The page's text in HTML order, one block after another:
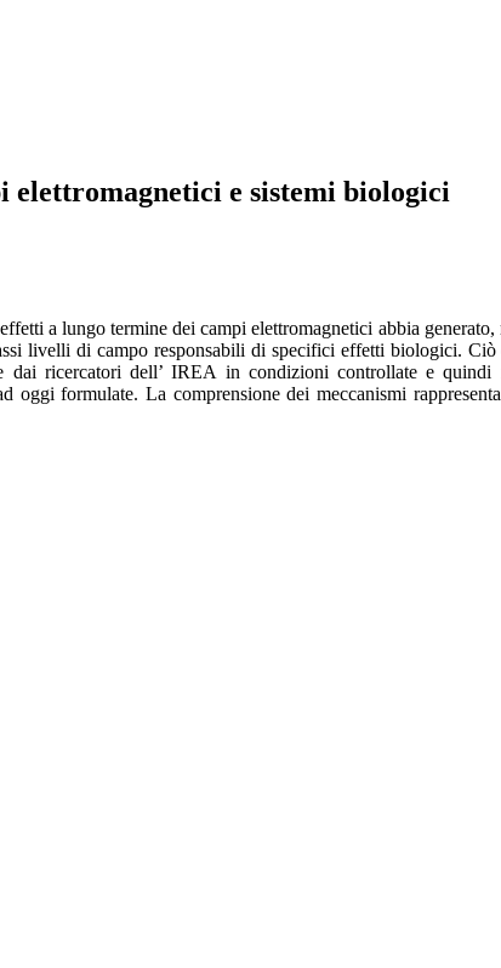
elettromagnetici e sistemi biologici
a lungo termine dei campi elettromagnetici abbia
livelli di campo responsabili di specifici effetti biologici.
ricercatori dell’ IREA in condizioni controllate e
formulate. La comprensione dei meccanismi